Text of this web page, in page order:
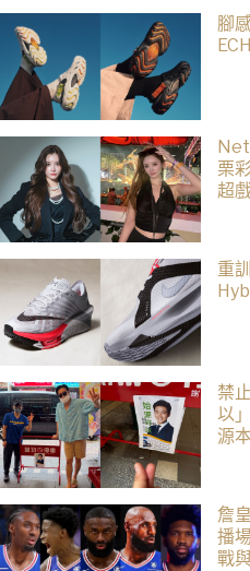
腳
栗
超
重
禁
以
源
詹
播
戰